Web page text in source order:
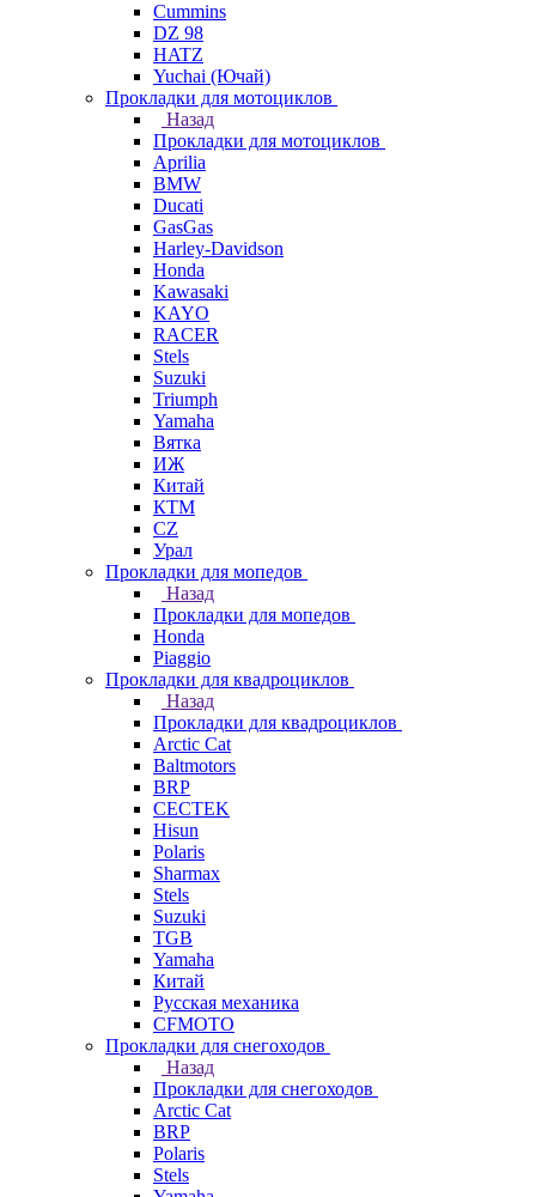
Cummins
DZ 98
HATZ
Yuchai (Ючай)
Прокладки для мотоциклов
Назад
Прокладки для мотоциклов
Aprilia
BMW
Ducati
GasGas
Harley-Davidson
Honda
Kawasaki
KAYO
RACER
Stels
Suzuki
Triumph
Yamaha
Вятка
ИЖ
Китай
КТМ
СZ
Урал
Прокладки для мопедов
Назад
Прокладки для мопедов
Honda
Piaggio
Прокладки для квадроциклов
Назад
Прокладки для квадроциклов
Arctic Cat
Baltmotors
BRP
CECTEK
Hisun
Polaris
Sharmax
Stels
Suzuki
TGB
Yamaha
Китай
Русская механика
СFMOTO
Прокладки для снегоходов
Назад
Прокладки для снегоходов
Arctic Cat
BRP
Polaris
Stels